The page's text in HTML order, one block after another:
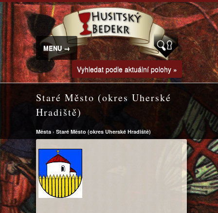
MENU →
Vyhledat podle aktuální polohy »
Staré Město (okres Uherské
Hradiště)
Města › Staré Město (okres Uherské Hradiště)